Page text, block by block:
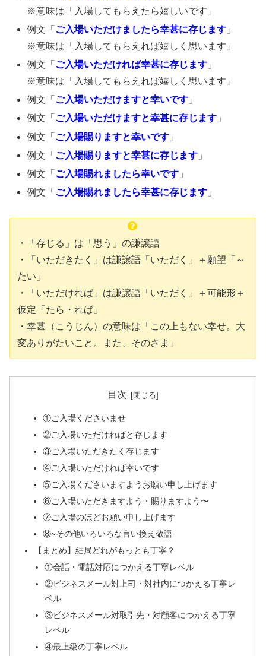
※意味は「入場してもらえたら嬉しいです」
例文「 ご入場いただけましたら幸甚に存じます 」
※意味は「入場してもらえれば嬉しく思います」
例文「 ご入場いただければ幸甚に存じます 」
※意味は「入場してもらえれば嬉しく思います」
例文「 ご入場いただけますと幸いです 」
例文「 ご入場いただけますと幸甚に存じます 」
例文「 ご入場賜りますと幸いです 」
例文「 ご入場賜りますと幸甚に存じます 」
例文「 ご入場賜れましたら幸いです 」
例文「 ご入場賜れましたら幸甚に存じます 」
・「存じる」は「思う」の謙譲語
・「いただきたく」は謙譲語「いただく」＋願望「～
たい」
・「いただければ」は謙譲語「いただく」＋可能形＋
仮定「たら・れば」
・幸甚（こうじん）の意味は「この上もない幸せ。大
変ありがたいこと。また、そのさま」
目次
①ご入場くださいませ
②ご入場いただければと存じます
③ご入場いただきたく存じます
④ご入場いただければ幸いです
⑤ご入場くださいますようお願い申し上げます
⑥ご入場いただきますよう・賜りますよう〜
⑦ご入場のほどお願い申し上げます
⑧~その他いろいろな言い換え敬語
【まとめ】結局どれがもっとも丁寧？
①会話・電話対応につかえる丁寧レベル
②ビジネスメール対上司・対社内につかえる丁寧レ
ベル
③ビジネスメール対取引先・対顧客につかえる丁寧
レベル
④最上級の丁寧レベル